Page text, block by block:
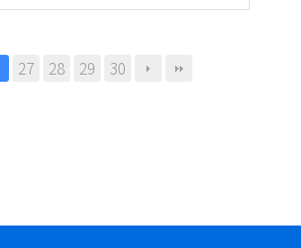
27 28 29 30